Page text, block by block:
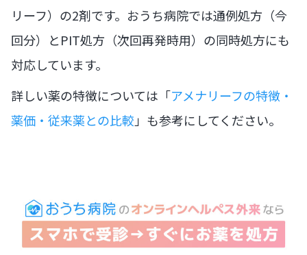
リーフ）の2剤です。おうち病院では通例処方（今
回分）とPIT処方（次回再発時用）の同時処方にも
対応しています。
詳しい薬の特徴については「アメナリーフの特徴・
薬価・従来薬との比較 」も参考にしてください。